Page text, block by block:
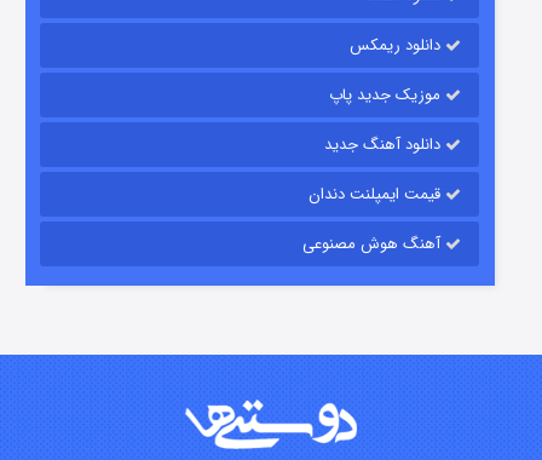
قسمت
قسمت۲ (دوبله) منتشر شد
دانلود ریمکس
موزیک جدید پاپ
دانلود آهنگ جدید
قیمت ایمپلنت دندان
آهنگ هوش مصنوعی